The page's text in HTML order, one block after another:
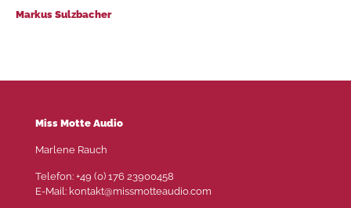
Markus Sulzbacher
Miss Motte Audio
Marlene Rauch
Telefon: +49 (0) 176 23900458
E-Mail: kontakt@missmotteaudio.com